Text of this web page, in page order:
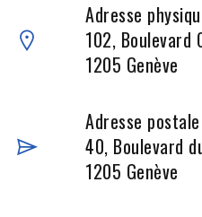
Adresse
102, Boulevard
1205 Genève
Adresse
40, Boulevard
1205 Genève